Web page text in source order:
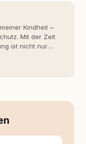
Kindheit –
Mit der Zeit
ist nicht nur
und
kam mit meinem
wo Verständnis